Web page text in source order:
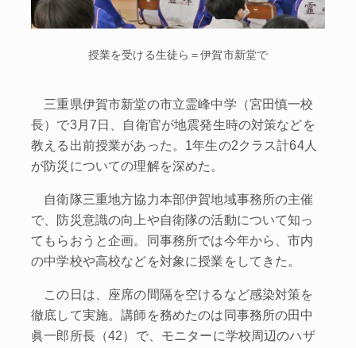
授業を受ける生徒ら＝伊賀市新堂で
三重県伊賀市新堂の市立霊峰中学（宮田慎一校
長）で3月7日、自衛官が地震発生時の対策などを
教える出前授業があった。1年生の2クラス計64人
が防災についての理解を深めた。
自衛隊三重地方協力本部伊賀地域事務所の主催
で、防災意識の向上や自衛隊の活動について知っ
てもらおうと企画。同事務所では今年から、市内
の中学校や高校などを対象に授業をしてきた。
この日は、座席の間隔を空けるなど感染対策を
徹底して実施。講師を務めたのは同事務所の田中
眞一郎所長（42）で、モニターに学校周辺のハザ